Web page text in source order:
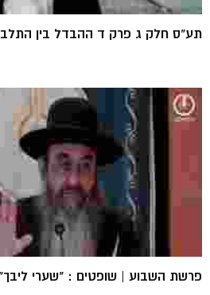
תע"ס חלק ג פרק ד ההבדל בין התלבשות
פרשת השבוע | שופטים : "שערי